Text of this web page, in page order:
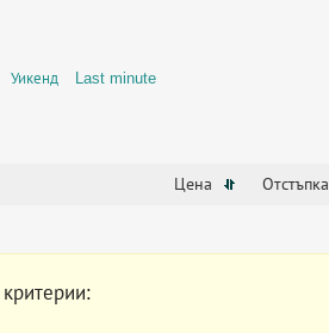
Уикенд Last minute
Цена Отстъпка